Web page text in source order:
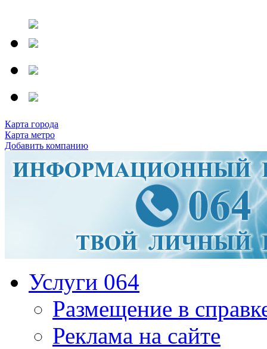
Карта города
Карта метро
Добавить компанию
Услуги 064
Размещение в
Реклама на сайте